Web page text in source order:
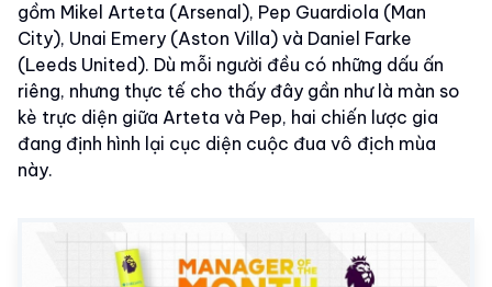
gồm Mikel Arteta (Arsenal), Pep Guardiola (Man
City), Unai Emery (Aston Villa) và Daniel Farke
(Leeds United). Dù mỗi người đều có những dấu ấn
riêng, nhưng thực tế cho thấy đây gần như là màn so
kè trực diện giữa Arteta và Pep, hai chiến lược gia
đang định hình lại cục diện cuộc đua vô địch mùa
này.